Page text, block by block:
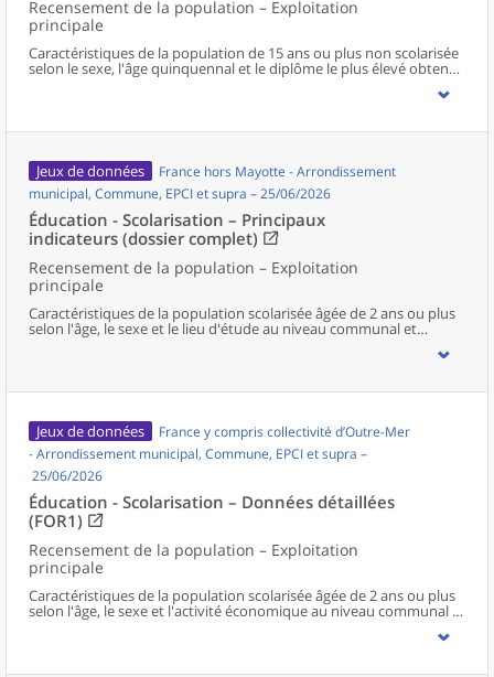
Recensement de la population – Exploitation
principale
Caractéristiques de la population de 15 ans ou plus non scolarisée
selon le sexe, l'âge quinquennal et le diplôme le plus élevé obtenu
au niveau communal et supracommunal pour la France hors
Jeux de données
France hors Mayotte - Arrondissement
municipal, Commune, EPCI et supra – 25/06/2026
Éducation - Scolarisation – Principaux
indicateurs (dossier complet)
Recensement de la population – Exploitation
principale
Caractéristiques de la population scolarisée âgée de 2 ans ou plus
selon l'âge, le sexe et le lieu d'étude au niveau communal et
supracommunal pour la France hors Mayotte.
Jeux de données
France y compris collectivité d’Outre-Mer
- Arrondissement municipal, Commune, EPCI et supra –
25/06/2026
Éducation - Scolarisation – Données détaillées
(FOR1)
Recensement de la population – Exploitation
principale
Caractéristiques de la population scolarisée âgée de 2 ans ou plus
selon l'âge, le sexe et l'activité économique au niveau communal et
supracommunal pour la France hors Mayotte.